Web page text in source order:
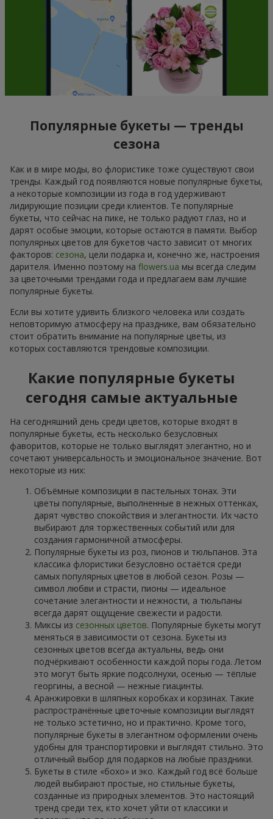
Популярные букеты — тренды
сезона
Как и в мире моды, во флористике тоже существуют свои
тренды. Каждый год появляются новые популярные букеты,
а некоторые композиции из года в год удерживают
лидирующие позиции среди клиентов. Те популярные
букеты, что сейчас на пике, не только радуют глаз, но и
дарят особые эмоции, которые остаются в памяти. Выбор
популярных цветов для букетов часто зависит от многих
факторов: сезона, цели подарка и, конечно же, настроения
дарителя. Именно поэтому на flowers.ua мы всегда следим
за цветочными трендами года и предлагаем вам лучшие
популярные букеты.
Если вы хотите удивить близкого человека или создать
неповторимую атмосферу на празднике, вам обязательно
стоит обратить внимание на популярные цветы, из
которых составляются трендовые композиции.
Какие популярные букеты
сегодня самые актуальные
На сегодняшний день среди цветов, которые входят в
популярные букеты, есть несколько безусловных
фаворитов, которые не только выглядят элегантно, но и
сочетают универсальность и эмоциональное значение. Вот
некоторые из них:
Объёмные композиции в пастельных тонах. Эти
цветы популярные, выполненные в нежных оттенках,
дарят чувство спокойствия и элегантности. Их часто
выбирают для торжественных событий или для
создания гармоничной атмосферы.
Популярные букеты из роз, пионов и тюльпанов. Эта
классика флористики безусловно остаётся среди
самых популярных цветов в любой сезон. Розы —
символ любви и страсти, пионы — идеальное
сочетание элегантности и нежности, а тюльпаны
всегда дарят ощущение свежести и радости.
Миксы из сезонных цветов. Популярные букеты могут
меняться в зависимости от сезона. Букеты из
сезонных цветов всегда актуальны, ведь они
подчёркивают особенности каждой поры года. Летом
это могут быть яркие подсолнухи, осенью — тёплые
георгины, а весной — нежные гиацинты.
Аранжировки в шляпных коробках и корзинах. Такие
распространённые цветочные композиции выглядят
не только эстетично, но и практично. Кроме того,
популярные букеты в элегантном оформлении очень
удобны для транспортировки и выглядят стильно. Это
отличный выбор для подарков на любые праздники.
Букеты в стиле «бохо» и эко. Каждый год всё больше
людей выбирают простые, но стильные букеты,
созданные из природных элементов. Это настоящий
тренд среди тех, кто хочет уйти от классики и